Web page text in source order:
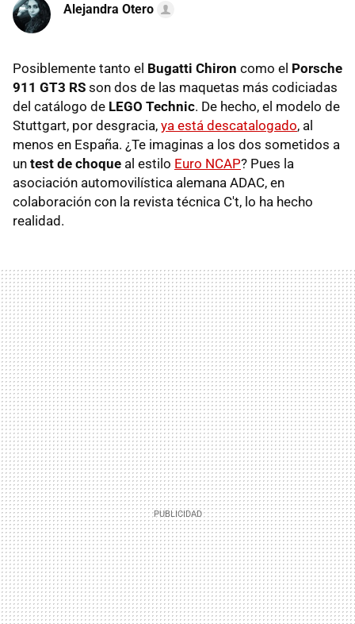
Alejandra Otero
Posiblemente tanto el Bugatti Chiron como el Porsche
911 GT3 RS son dos de las maquetas más codiciadas
del catálogo de LEGO Technic. De hecho, el modelo de
Stuttgart, por desgracia, ya está descatalogado, al
menos en España. ¿Te imaginas a los dos sometidos a
un test de choque al estilo Euro NCAP? Pues la
asociación automovilística alemana ADAC, en
colaboración con la revista técnica C't, lo ha hecho
realidad.